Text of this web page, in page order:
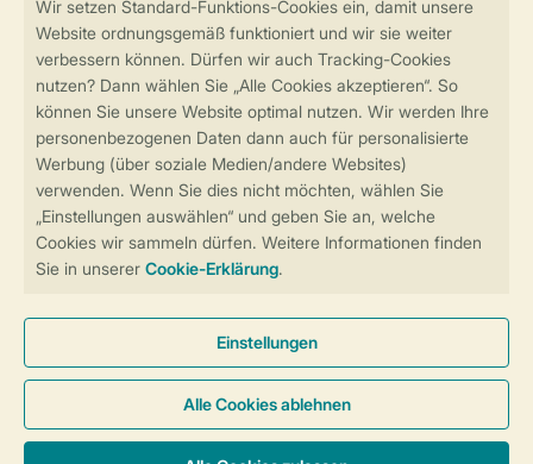
Sicherstellung Deiner Privatsphäre
Sicher und schnell zur Online-Buchung
Sichere Datenübertragung
Sicheres Bezahlen
Cookies und Banner
Barrierefreiheit